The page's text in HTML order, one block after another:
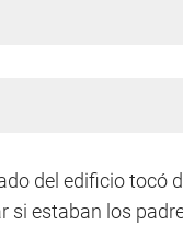
del edificio tocó
si estaban los